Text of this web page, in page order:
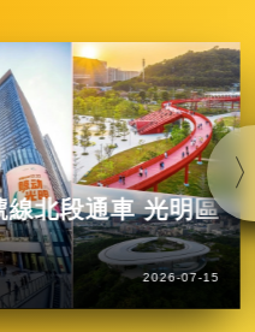
北段通車 光明區
2026-07-15